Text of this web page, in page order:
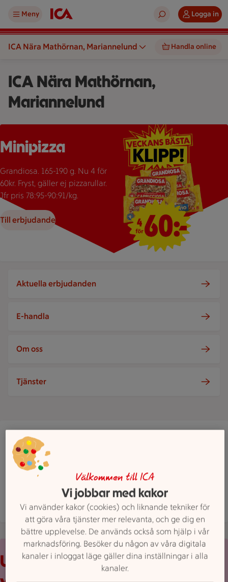
Meny Logga in
ICA Nära Mathörnan, Mariannelund Handla online
ICA Nära Mathörnan,
Mariannelund
Affisch som visar ett erbjudande om fyra Grandiosa-pizzor
Minipizza
Grandiosa. 165-190 g. Nu 4 för
60kr. Fryst, gäller ej pizzarullar.
Jfr pris 78:95-90:91/kg.
Till erbjudande
Aktuella erbjudanden
E-handla
Om oss
Tjänster
0496 10293 Mejla butiken
Mer butiksinfo
Uppvikt reklamblad från ICA med erbjudanden och
Upptäck
Välkommen till ICA
Vi jobbar med kakor
Vi använder kakor (cookies) och liknande tekniker för
att göra våra tjänster mer relevanta, och ge dig en
bättre upplevelse. De används också som hjälp i vår
marknadsföring. Besöker du någon av våra digitala
kanaler i inloggat läge gäller dina inställningar i alla
kanaler.